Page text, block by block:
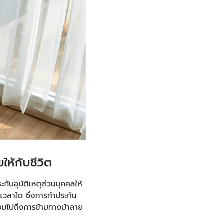
ห้กับชีวิต
กันอุบัติเหตุส่วนบุคคลให้
าใด ซึ่งการทำประกัน
ปถึงการข้ามทางม้าลาย